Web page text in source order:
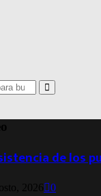
Search
de los
2026 0